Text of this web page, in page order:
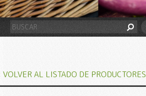
AL LISTADO DE PRODUCTORES